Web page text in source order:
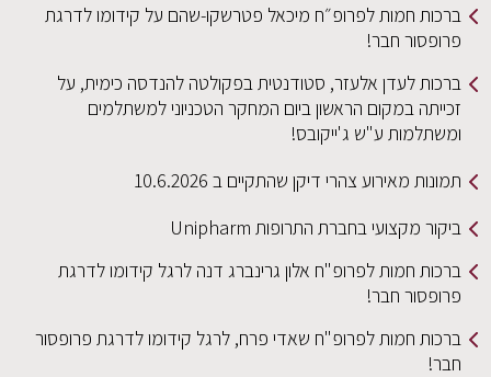
ברכות חמות לפרופ״ח מיכאל פטרשקו-שהם על קידומו לדרגת
פרופסור חבר!
ברכות לעדן אלעזר, סטודנטית בפקולטה להנדסה כימית, על
זכייתה במקום הראשון ביום המחקר הטכניוני למשתלמים
ומשתלמות ע"ש ג'ייקובס!
תמונות מאירוע צהרי דיקן שהתקיים ב 10.6.2026
ביקור מקצועי בחברת התרופות Unipharm
ברכות חמות לפרופ"ח אלון גרינברג דנה לרגל קידומו לדרגת
פרופסור חבר!
ברכות חמות לפרופ"ח שאדי פרח, לרגל קידומו לדרגת פרופסור
חבר!